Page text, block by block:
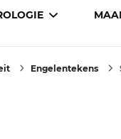
Engelentekens